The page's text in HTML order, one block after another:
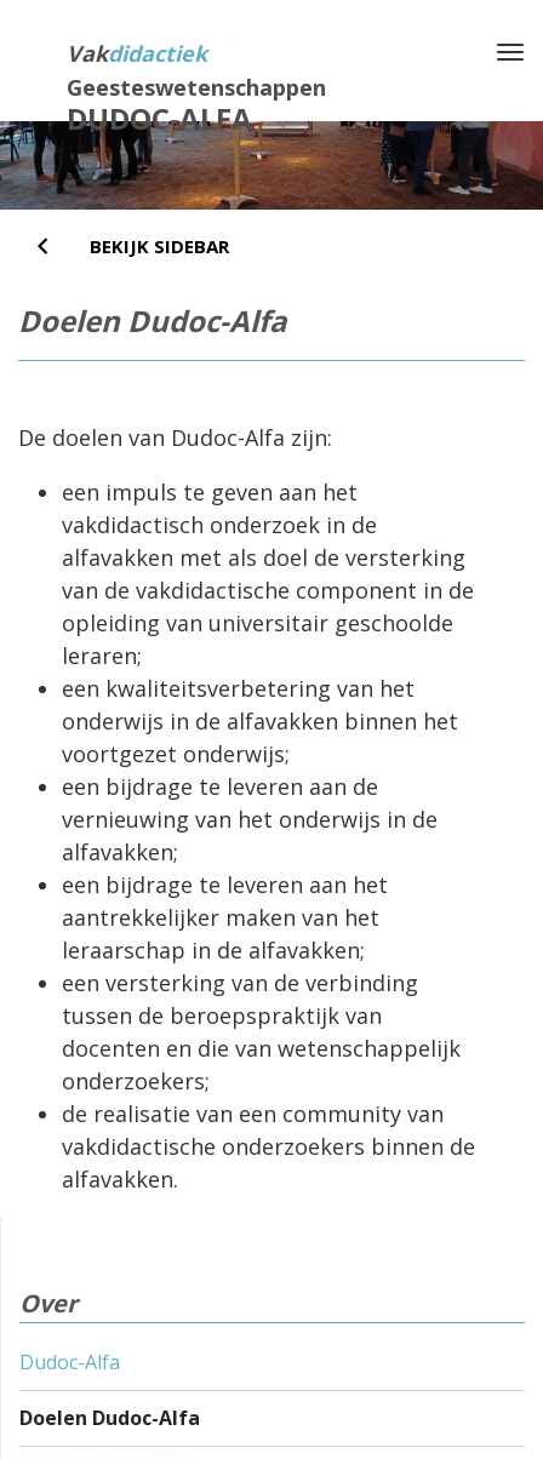
Vakdidactiek
Geesteswetenschappen
DUDOC-ALFA
inhoud
BEKIJK SIDEBAR
Doelen Dudoc-Alfa
De doelen van Dudoc-Alfa zijn:
een impuls te geven aan het
vakdidactisch onderzoek in de
alfavakken met als doel de versterking
van de vakdidactische component in de
opleiding van universitair geschoolde
leraren;
een kwaliteitsverbetering van het
onderwijs in de alfavakken binnen het
voortgezet onderwijs;
een bijdrage te leveren aan de
vernieuwing van het onderwijs in de
alfavakken;
een bijdrage te leveren aan het
aantrekkelijker maken van het
leraarschap in de alfavakken;
een versterking van de verbinding
tussen de beroepspraktijk van
docenten en die van wetenschappelijk
onderzoekers;
de realisatie van een community van
vakdidactische onderzoekers binnen de
alfavakken.
Over
Dudoc-Alfa
Doelen Dudoc-Alfa